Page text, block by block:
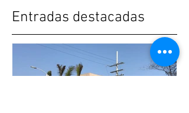
Entradas destacadas